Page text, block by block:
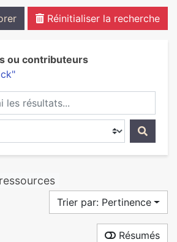
Réinitialiser la recherche
ou contributeurs
résultats...
Trier par: Pertinence
Résumés